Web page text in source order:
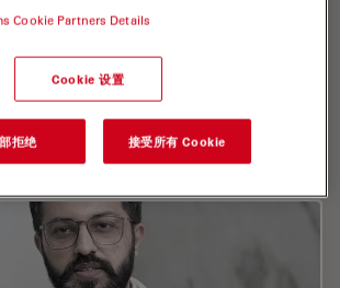
, Ph.D.
Cookie Partners Details
Cookie 设置
拒绝 接受所有 Cookie